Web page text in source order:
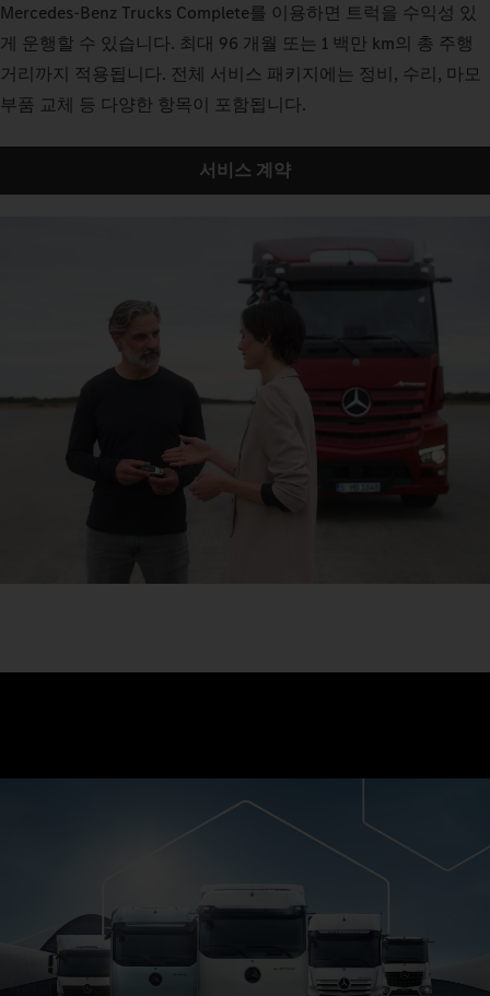
Mercedes‑Benz Trucks Complete를 이용하면 트럭을 수익성 있
게 운행할 수 있습니다. 최대 96 개월 또는 1 백만 km의 총 주행
거리까지 적용됩니다. 전체 서비스 패키지에는 정비, 수리, 마모
부품 교체 등 다양한 항목이 포함됩니다.
서비스 계약